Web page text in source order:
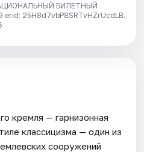
БИЛЕТНЫЙ
25H8d7vbP8SRTvHZrUcdLB.
кремля — гарнизонная
классицизма — один из
сооружений